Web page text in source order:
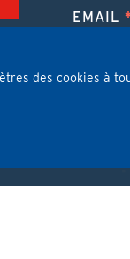
EMAIL
J'ai
des cookies à